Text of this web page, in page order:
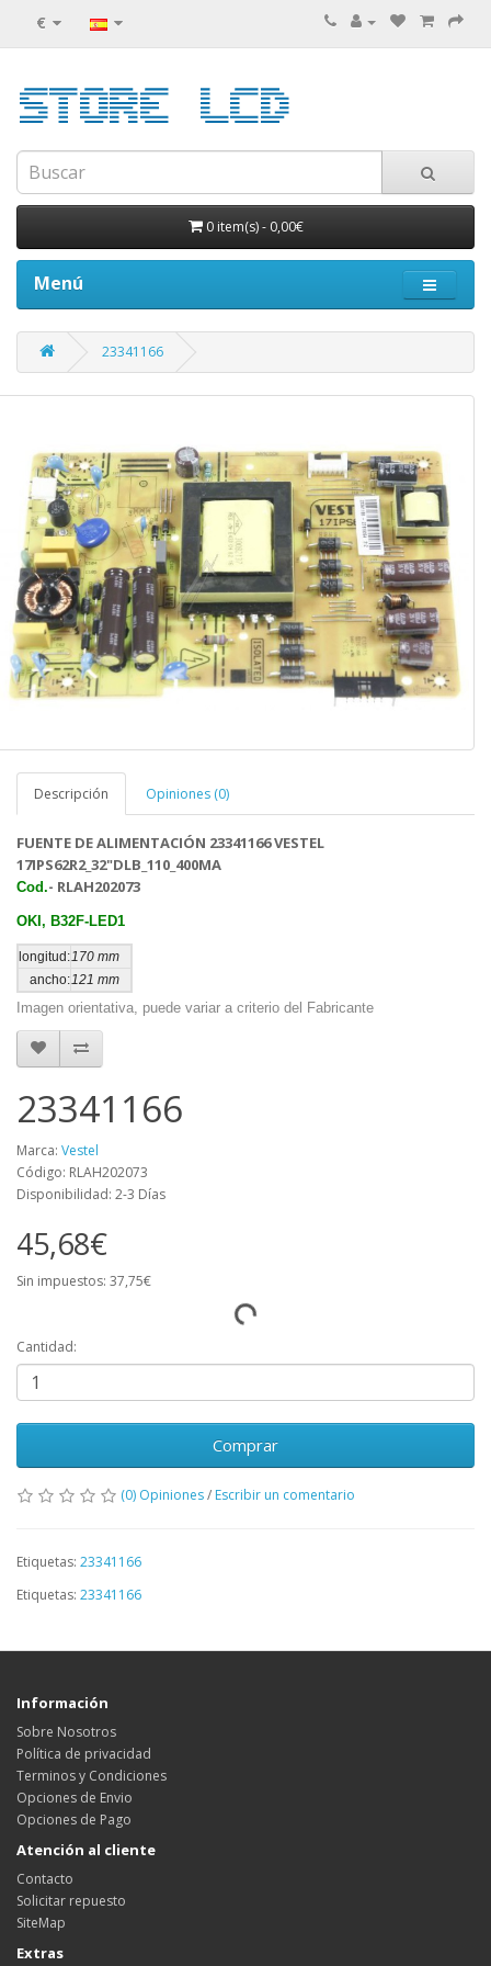
€
0 item(s)- 0,00€
Menú
23341166
Descripción Opiniones (0)
FUENTE DE ALIMENTACIÓN 23341166 VESTEL
17IPS62R2_32"DLB_110_400MA
Cod.- RLAH202073
OKI, B32F-LED1
longitud:170 mm
ancho:121 mm
Imagen orientativa, puede variar a criterio del Fabricante
23341166
Marca: Vestel
Código: RLAH202073
Disponibilidad: 2-3 Días
45,68€
Sin impuestos: 37,75€
Cantidad:
Comprar
(0) Opiniones/ Escribir un comentario
Etiquetas: 23341166
Etiquetas: 23341166
Información
Sobre Nosotros
Política de privacidad
Terminos y Condiciones
Opciones de Envio
Opciones de Pago
Atención al cliente
Contacto
Solicitar repuesto
SiteMap
Extras